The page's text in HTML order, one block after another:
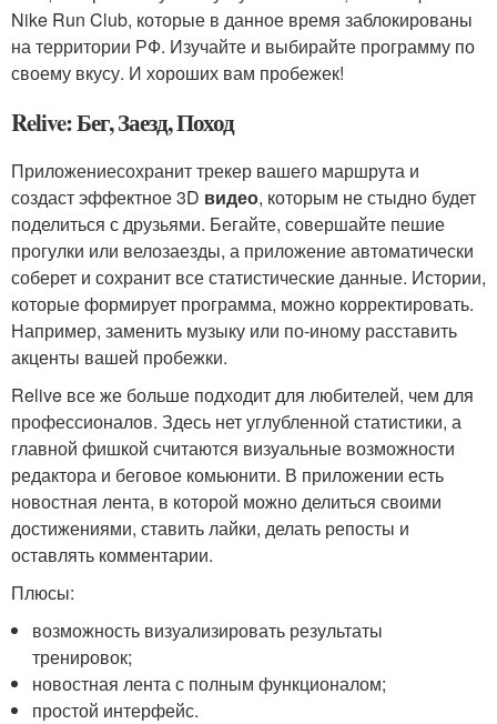
Nike Run Club, которые в данное время заблокированы
на территории РФ. Изучайте и выбирайте программу по
своему вкусу. И хороших вам пробежек!
Relive: Бег, Заезд, Поход
Приложениесохранит трекер вашего маршрута и
создаст эффектное 3D видео, которым не стыдно будет
поделиться с друзьями. Бегайте, совершайте пешие
прогулки или велозаезды, а приложение автоматически
соберет и сохранит все статистические данные. Истории,
которые формирует программа, можно корректировать.
Например, заменить музыку или по-иному расставить
акценты вашей пробежки.
Relive все же больше подходит для любителей, чем для
профессионалов. Здесь нет углубленной статистики, а
главной фишкой считаются визуальные возможности
редактора и беговое комьюнити. В приложении есть
новостная лента, в которой можно делиться своими
достижениями, ставить лайки, делать репосты и
оставлять комментарии.
Плюсы:
возможность визуализировать результаты
тренировок;
новостная лента с полным функционалом;
простой интерфейс.